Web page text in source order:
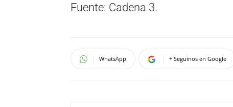
Fuente: Cadena 3.
WhatsApp + Seguinos en Google